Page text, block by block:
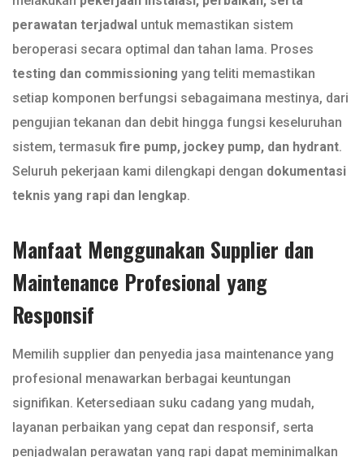
perawatan terjadwal untuk memastikan sistem
beroperasi secara optimal dan tahan lama. Proses
testing dan commissioning yang teliti memastikan
setiap komponen berfungsi sebagaimana mestinya, dari
pengujian tekanan dan debit hingga fungsi keseluruhan
sistem, termasuk fire pump, jockey pump, dan hydrant.
Seluruh pekerjaan kami dilengkapi dengan dokumentasi
teknis yang rapi dan lengkap.
Manfaat Menggunakan Supplier dan
Maintenance Profesional yang
Responsif
Memilih supplier dan penyedia jasa maintenance yang
profesional menawarkan berbagai keuntungan
signifikan. Ketersediaan suku cadang yang mudah,
layanan perbaikan yang cepat dan responsif, serta
penjadwalan perawatan yang rapi dapat meminimalkan